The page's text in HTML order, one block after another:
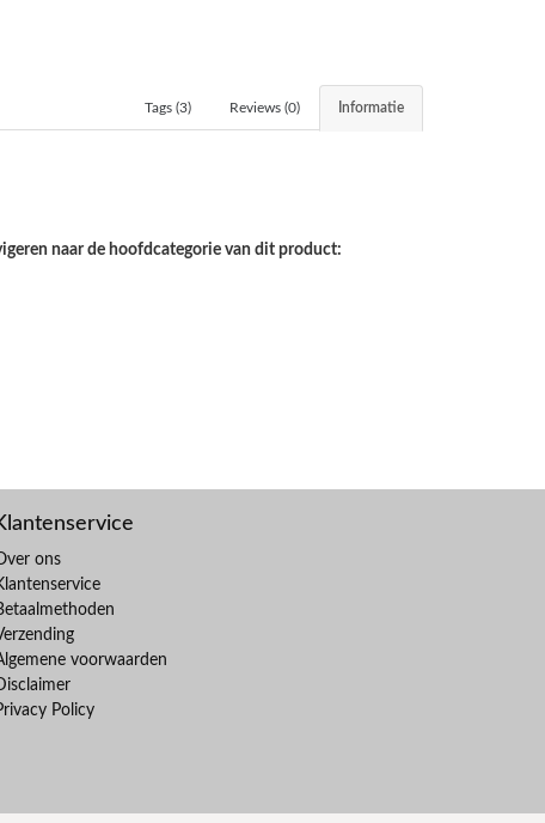
Informatie
Reviews (0)
Tags (3)
naar de hoofdcategorie van dit product:
ons
voorwaarden
Policy